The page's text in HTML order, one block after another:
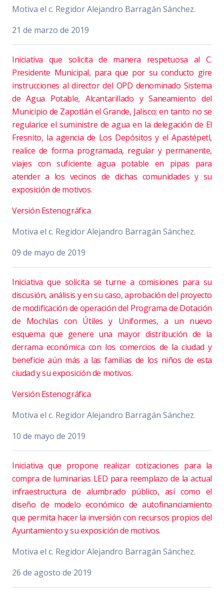
Motiva el c. Regidor Alejandro Barragán Sánchez.
21 de marzo de 2019
Iniciativa que solicita de manera respetuosa al C.
Presidente Municipal, para que por su conducto gire
instrucciones al director del OPD denominado Sistema
de Agua Potable, Alcantarillado y Saneamiento del
Municipio de Zapotlán el Grande, Jalisco; en tanto no se
regularice el suministre de agua en la delegación de El
Fresnito, la agencia de Los Depósitos y el Apastépetl,
realice de forma programada, regular y permanente,
viajes con suficiente agua potable en pipas para
atender a los vecinos de dichas comunidades y su
exposición de motivos.
Versión Estenográfica
Motiva el c. Regidor Alejandro Barragán Sánchez.
09 de mayo de 2019
Iniciativa que solicita se turne a comisiones para su
discusión, análisis y en su caso, aprobación del proyecto
de modificación de operación del Programa de Dotación
de Mochilas con Útiles y Uniformes, a un nuevo
esquema que genere una mayor distribución de la
derrama económica con los comercios de la ciudad y
beneficie aún más a las familias de los niños de esta
ciudad y su exposición de motivos.
Versión Estenográfica
Motiva el c. Regidor Alejandro Barragán Sánchez.
10 de mayo de 2019
Iniciativa que propone realizar cotizaciones para la
compra de luminarias LED para reemplazo de la actual
infraestructura de alumbrado público, así como el
diseño de modelo económico de autofinanciamiento
que permita hacer la inversión con recursos propios del
Ayuntamiento y su exposición de motivos.
Motiva el c. Regidor Alejandro Barragán Sánchez.
26 de agosto de 2019